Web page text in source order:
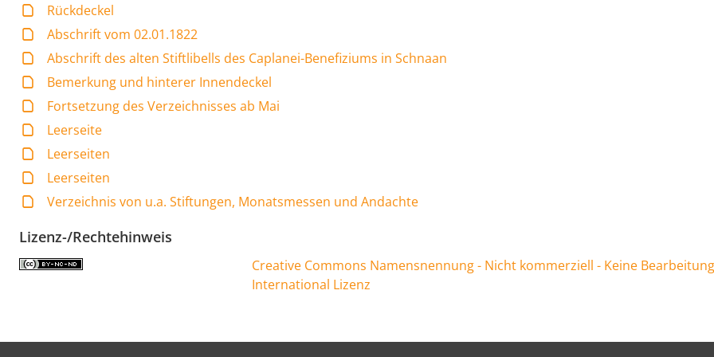
Rückdeckel
Abschrift vom 02.01.1822
Abschrift des alten Stiftlibells des Caplanei-Benefiziums in Schnaan
Bemerkung und hinterer Innendeckel
Fortsetzung des Verzeichnisses ab Mai
Leerseite
Leerseiten
Leerseiten
Verzeichnis von u.a. Stiftungen, Monatsmessen und Andachte
Lizenz-/Rechtehinweis
Creative Commons Namensnennung - Nicht kommerziell - Keine
International Lizenz